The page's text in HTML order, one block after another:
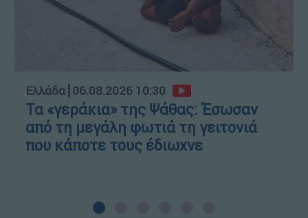
Ελλάδα┋06.08.2026 10:30
Τα «γεράκια» της Ψάθας: Έσωσαν
από τη μεγάλη φωτιά τη γειτονιά
που κάποτε τους έδιωχνε